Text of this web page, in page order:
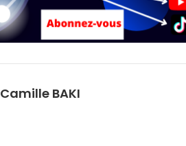
Camille BAKI